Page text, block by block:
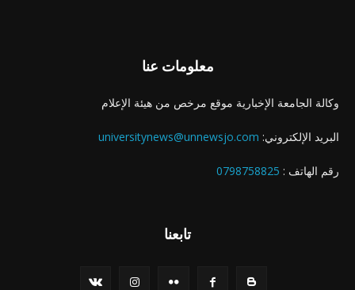
معلومات عنا
وكالة الجامعة الإخبارية موقع مرخص من هيئة الإعلام
البريد الإلكتروني: universitynews@unnewsjo.com
رقم الهاتف : 0798758825
تابعنا